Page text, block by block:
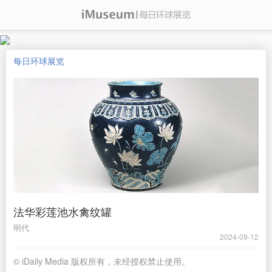
每日环球展览
法华彩莲池水禽纹罐
明代
2024-09-12
© iDaily Media 版权所有，未经授权禁止使用。